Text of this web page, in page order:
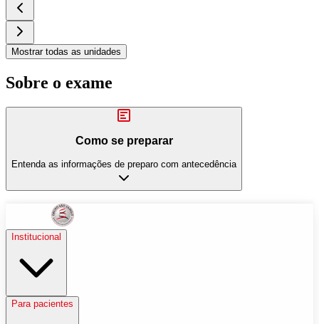
Mostrar todas as unidades
Sobre o exame
Como se preparar
Entenda as informações de preparo com antecedência
Institucional
Para pacientes